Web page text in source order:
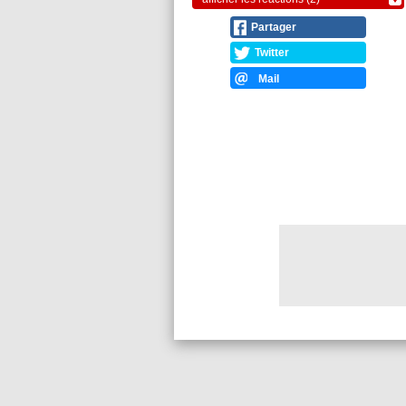
Partager
Twitter
Mail